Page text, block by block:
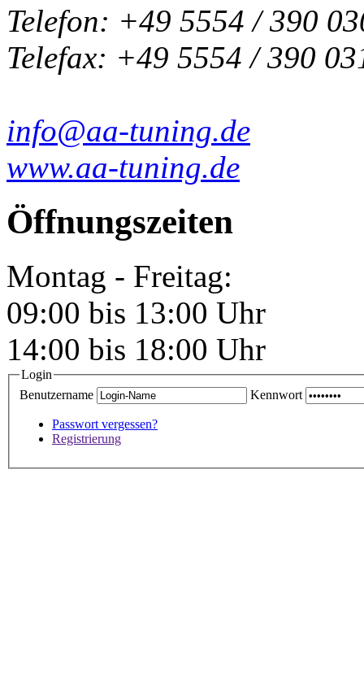
Telefon: +49 5554 / 390
Telefax: +49 5554 / 390
info@aa-tuning.de
www.aa-tuning.de
Öffnungszeiten
Montag - Freitag:
09:00 bis 13:00 Uhr
14:00 bis 18:00 Uhr
Login
Benutzername
Kennwort
Passwort vergessen?
Registrierung